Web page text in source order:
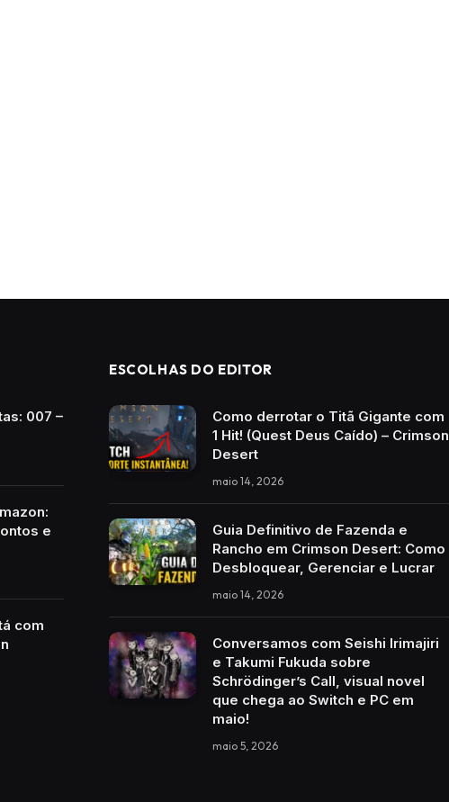
007 –
e
com
ESCOLHAS DO EDITOR
Como derrotar o Titã Gigante com
1 Hit! (Quest Deus Caído) – Crimson
Desert
maio 14, 2026
Guia Definitivo de Fazenda e
Rancho em Crimson Desert: Como
Desbloquear, Gerenciar e Lucrar
maio 14, 2026
Conversamos com Seishi Irimajiri
e Takumi Fukuda sobre
Schrödinger’s Call, visual novel
que chega ao Switch e PC em
maio!
maio 5, 2026